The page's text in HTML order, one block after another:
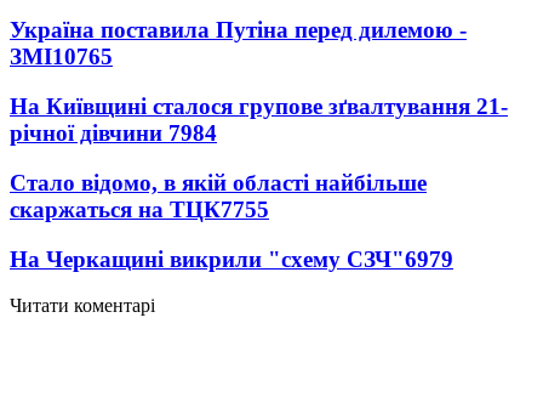
Україна поставила Путіна перед дилемою -
ЗМІ10765
На Київщині сталося групове зґвалтування 21-
річної дівчини 7984
Стало відомо, в якій області найбільше
скаржаться на ТЦК7755
На Черкащині викрили "схему СЗЧ"6979
Читати коментарі